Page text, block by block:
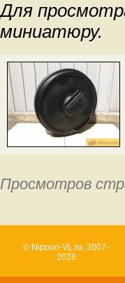
Для
миниатюру.
Просмотров
© Nippon-VL.ru, 2007-
2026